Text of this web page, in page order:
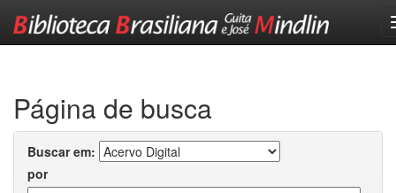
Página de busca
Buscar em:
por